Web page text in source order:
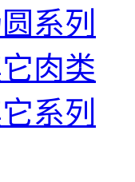
系列
肉类
系列